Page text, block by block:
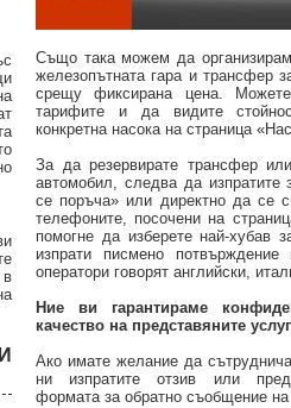
Също така можем да
железопътната гара и трансфер
срещу фиксирана цена.
тарифите и да видите
конкретна насока на страница
За да резервирате трансфер
автомобил, следва да изпратите
се поръча» или директно да се
телефоните, посочени на
помогне да изберете най-хубав
изпрати писмено
оператори говорят английски,
Ние ви гарантираме
качество на представяните
Ако имате желание да
ни изпратите отзив или
формата за обратно съобщение на
в